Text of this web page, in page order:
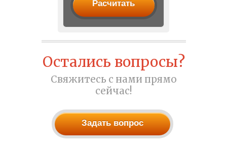
Расчитать
Остались вопросы?
Свяжитесь с нами прямо
сейчас!
Задать вопрос